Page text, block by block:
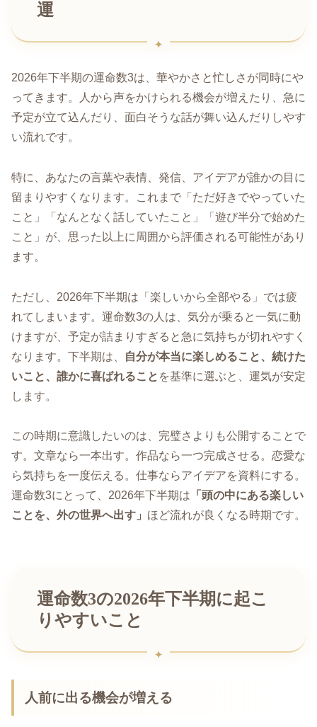
運
2026年下半期の運命数3は、華やかさと忙しさが同時にや
ってきます。人から声をかけられる機会が増えたり、急に
予定が立て込んだり、面白そうな話が舞い込んだりしやす
い流れです。
特に、あなたの言葉や表情、発信、アイデアが誰かの目に
留まりやすくなります。これまで「ただ好きでやっていた
こと」「なんとなく話していたこと」「遊び半分で始めた
こと」が、思った以上に周囲から評価される可能性があり
ます。
ただし、2026年下半期は「楽しいから全部やる」では疲
れてしまいます。運命数3の人は、気分が乗ると一気に動
けますが、予定が詰まりすぎると急に気持ちが切れやすく
なります。下半期は、
自分が本当に楽しめること、続けた
いこと、誰かに喜ばれること を基準に選ぶと、運気が安定
します。
この時期に意識したいのは、完璧さよりも公開することで
す。文章なら一本出す。作品なら一つ完成させる。恋愛な
ら気持ちを一度伝える。仕事ならアイデアを資料にする。
運命数3にとって、2026年下半期は 「頭の中にある楽しい
ことを、外の世界へ出す」 ほど流れが良くなる時期です。
運命数3の2026年下半期に起こ
りやすいこと
人前に出る機会が増える